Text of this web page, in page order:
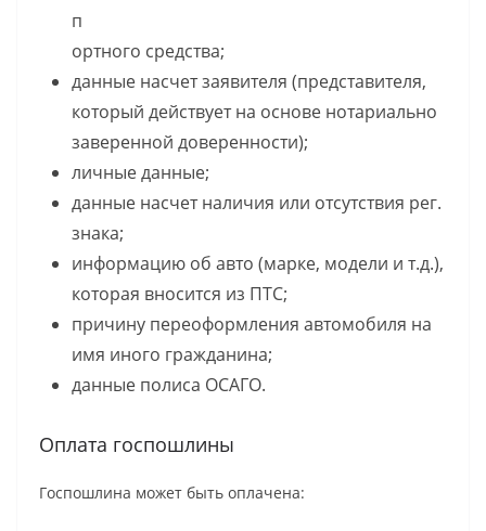
п
ортного средства;
данные насчет заявителя (представителя,
который действует на основе нотариально
заверенной доверенности);
личные данные;
данные насчет наличия или отсутствия рег.
знака;
информацию об авто (марке, модели и т.д.),
которая вносится из ПТС;
причину переоформления автомобиля на
имя иного гражданина;
данные полиса ОСАГО.
Оплата госпошлины
Госпошлина может быть оплачена: